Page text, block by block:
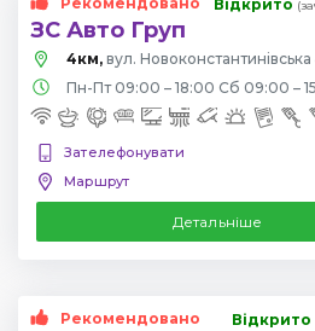
ЗС Авто Груп
Відкрито
4км, вул. Новоконстантинівська
Пн-Пт 09:00 – 18:00 Сб 09:00 –
Зателефонувати
Маршрут
Детальніше
Рекомендовано Відкрито